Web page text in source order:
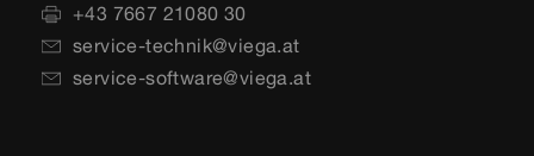
+43 7667 21080 30
service-technik@viega.at
service-software@viega.at